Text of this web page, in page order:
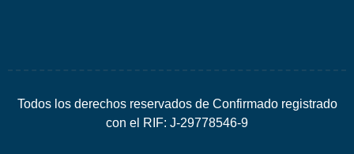
Todos los derechos reservados de Confirmado registrado
con el RIF: J-29778546-9